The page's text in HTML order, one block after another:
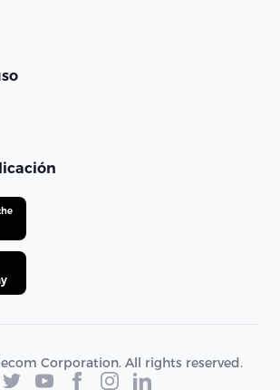
Corporation. All rights reserved.